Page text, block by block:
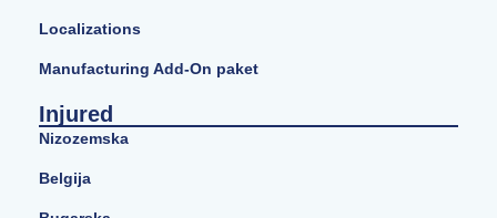
Localizations
Manufacturing Add-On paket
Injured
Nizozemska
Belgija